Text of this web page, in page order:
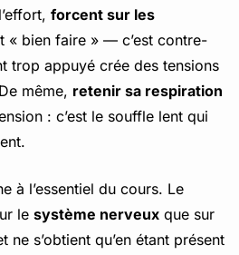
forcent sur les
« bien faire » — c’est contre-
trop appuyé crée des tensions
même, retenir sa respiration
: c’est le souffle lent qui
à l’essentiel du cours. Le
le système nerveux que sur
ne s’obtient qu’en étant présent